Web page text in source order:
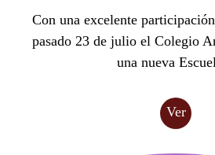
Con una excelente
pasado 23 de julio el Colegio
una nueva
Ver